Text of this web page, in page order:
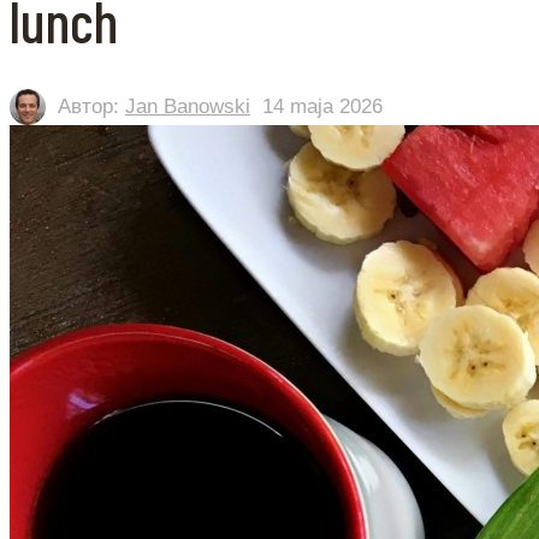
lunch
Автор: Jan Banowski 14 maja 2026